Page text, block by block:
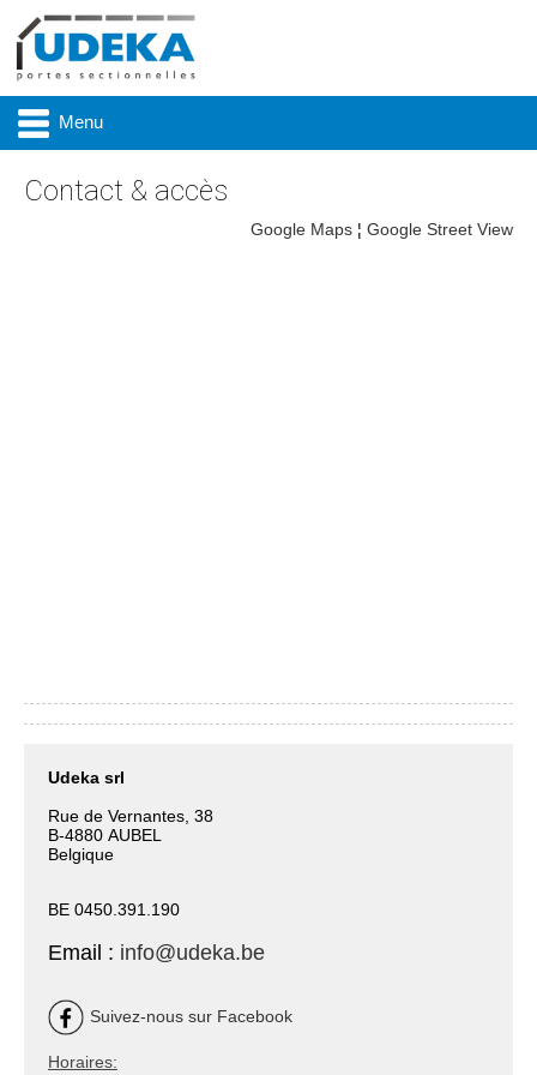
Menu
Contact & accès
Google Maps ¦ Google Street View
Udeka srl
Rue de Vernantes, 38
B-4880 AUBEL
Belgique
BE 0450.391.190
Email : info@udeka.be
Suivez-nous sur Facebook
Horaires: